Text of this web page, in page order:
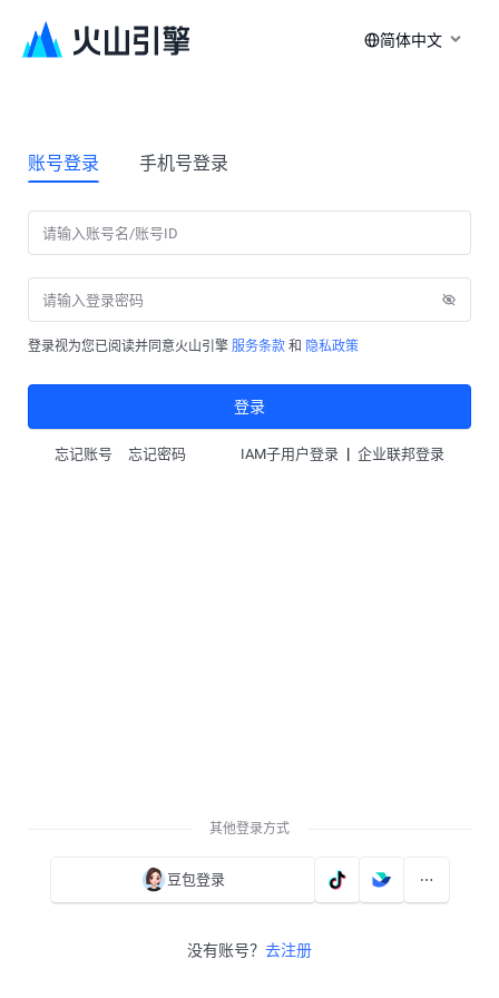
简体中文
账号登录 手机号登录
登录视为您已阅读并同意火山引擎 服务条款 和 隐私政策
登录
忘记账号 忘记密码 IAM子用户登录 | 企业联邦登录
其他登录方式
豆包登录
没有账号？ 去注册